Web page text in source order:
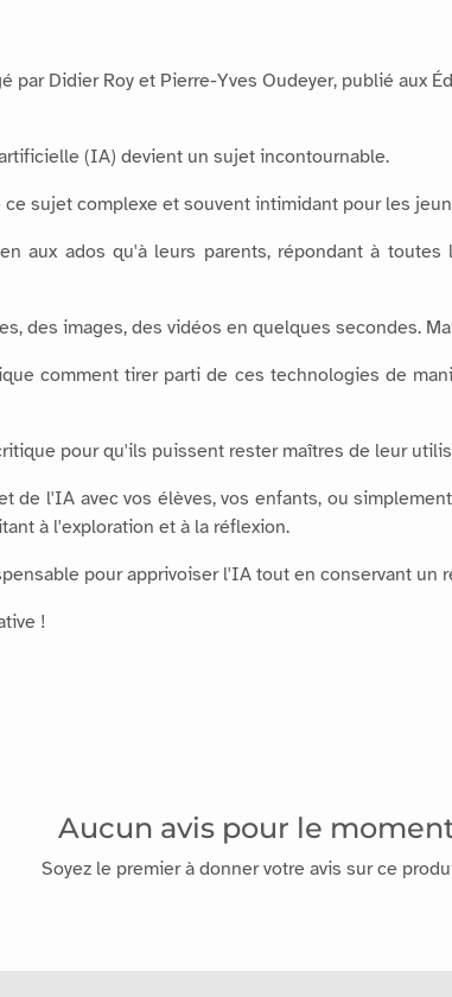
par Didier Roy et Pierre-Yves Oudeyer, publié aux
(IA) devient un sujet incontournable.
sujet complexe et souvent intimidant pour les
aux ados qu'à leurs parents, répondant à
des images, des vidéos en quelques secondes.
comment tirer parti de ces technologies de
pour qu'ils puissent rester maîtres de leur
de l'IA avec vos élèves, vos enfants, ou
à l'exploration et à la réflexion.
pour apprivoiser l'IA tout en conservant un
!
Aucun avis pour le
Soyez le premier à donner votre avis sur ce